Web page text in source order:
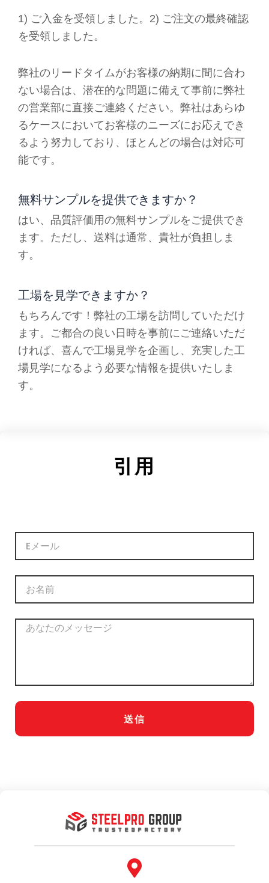
1) ご入金を受領しました。2) ご注文の最終確認
を受領しました。
弊社のリードタイムがお客様の納期に間に合わ
ない場合は、潜在的な問題に備えて事前に弊社
の営業部に直接ご連絡ください。弊社はあらゆ
るケースにおいてお客様のニーズにお応えでき
るよう努力しており、ほとんどの場合は対応可
能です。
無料サンプルを提供できますか？
はい、品質評価用の無料サンプルをご提供でき
ます。ただし、送料は通常、貴社が負担しま
す。
工場を見学できますか？
もちろんです！弊社の工場を訪問していただけ
ます。ご都合の良い日時を事前にご連絡いただ
ければ、喜んで工場見学を企画し、充実した工
場見学になるよう必要な情報を提供いたしま
す。
引用
メ
ー
送信